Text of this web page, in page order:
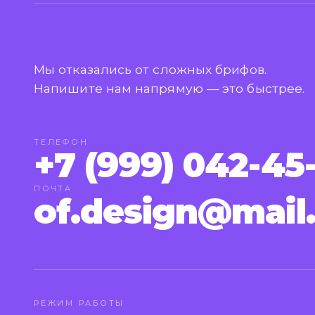
Мы отказались от сложных брифов.
Напишите нам напрямую — это быстрее.
ТЕЛЕФОН
+7 (999) 042-
ПОЧТА
РЕЖИМ РАБОТЫ